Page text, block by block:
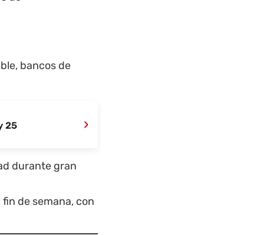
bancos de
25 ›
durante gran
de semana, con